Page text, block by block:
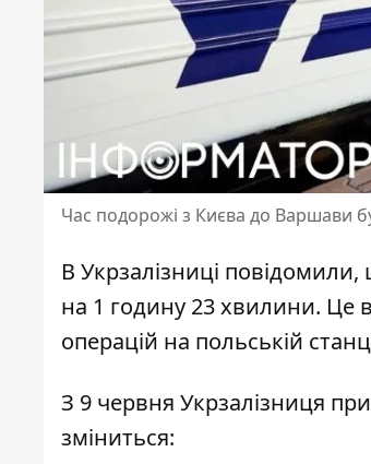
Час подорожі з Києва до Варшави
В Укрзалізниці
на 1 годину 23 хвилини. Це
операцій на польській
З 9 червня Укрзалізниця
зміниться: